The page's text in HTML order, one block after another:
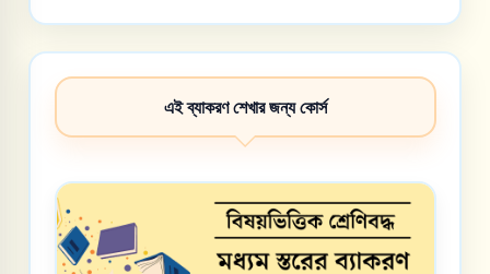
এই ব্যাকরণ শেখার জন্য কোর্স